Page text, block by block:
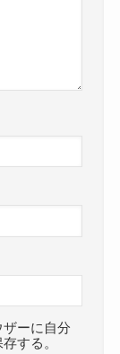
ーに自分
する。